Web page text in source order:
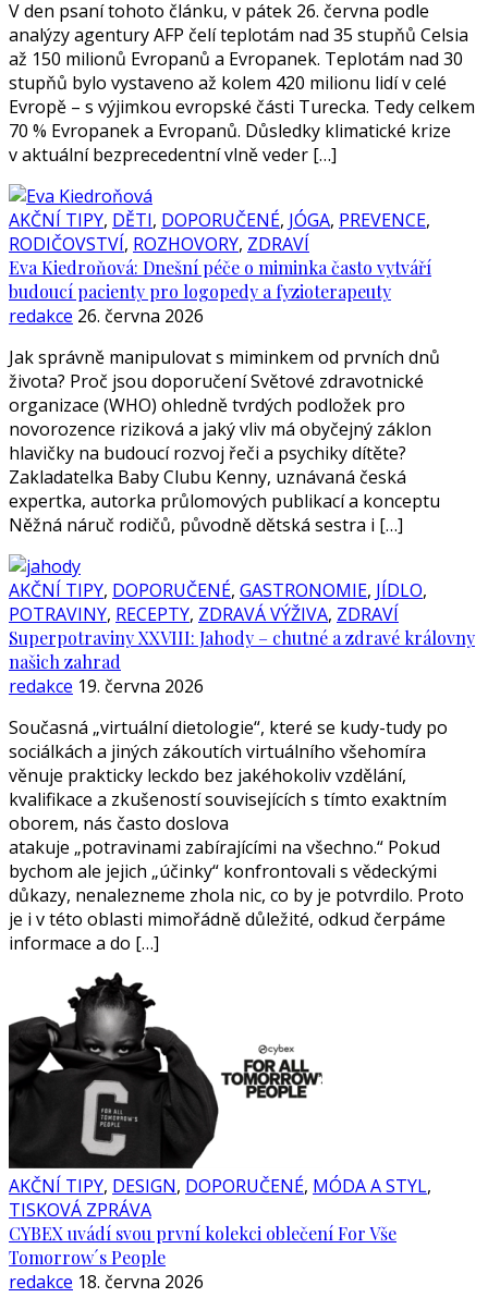
V den psaní tohoto článku, v pátek 26. června podle
analýzy agentury AFP čelí teplotám nad 35 stupňů Celsia
až 150 milionů Evropanů a Evropanek. Teplotám nad 30
stupňů bylo vystaveno až kolem 420 milionu lidí v celé
Evropě – s výjimkou evropské části Turecka. Tedy celkem
70 % Evropanek a Evropanů. Důsledky klimatické krize
v aktuální bezprecedentní vlně veder […]
AKČNÍ TIPY, DĚTI, DOPORUČENÉ, JÓGA, PREVENCE,
RODIČOVSTVÍ, ROZHOVORY, ZDRAVÍ
Eva Kiedroňová: Dnešní péče o miminka často vytváří
budoucí pacienty pro logopedy a fyzioterapeuty
redakce 26. června 2026
Jak správně manipulovat s miminkem od prvních dnů
života? Proč jsou doporučení Světové zdravotnické
organizace (WHO) ohledně tvrdých podložek pro
novorozence riziková a jaký vliv má obyčejný záklon
hlavičky na budoucí rozvoj řeči a psychiky dítěte?
Zakladatelka Baby Clubu Kenny, uznávaná česká
expertka, autorka průlomových publikací a konceptu
Něžná náruč rodičů, původně dětská sestra i […]
AKČNÍ TIPY, DOPORUČENÉ, GASTRONOMIE, JÍDLO,
POTRAVINY, RECEPTY, ZDRAVÁ VÝŽIVA, ZDRAVÍ
Superpotraviny XXVIII: Jahody – chutné a zdravé královny
našich zahrad
redakce 19. června 2026
Současná „virtuální dietologie“, které se kudy-tudy po
sociálkách a jiných zákoutích virtuálního všehomíra
věnuje prakticky leckdo bez jakéhokoliv vzdělání,
kvalifikace a zkušeností souvisejících s tímto exaktním
oborem, nás často doslova
atakuje „potravinami zabírajícími na všechno.“ Pokud
bychom ale jejich „účinky“ konfrontovali s vědeckými
důkazy, nenalezneme zhola nic, co by je potvrdilo. Proto
je i v této oblasti mimořádně důležité, odkud čerpáme
informace a do […]
AKČNÍ TIPY, DESIGN, DOPORUČENÉ, MÓDA A STYL,
TISKOVÁ ZPRÁVA
CYBEX uvádí svou první kolekci oblečení For Vše
Tomorrow´s People
redakce 18. června 2026